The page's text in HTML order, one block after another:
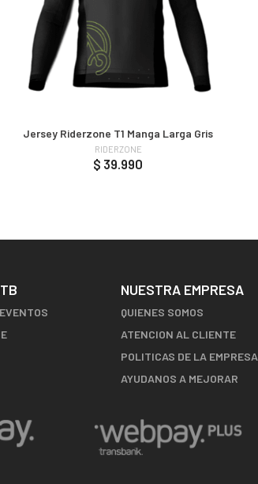
Jersey Riderzone T1 Manga Larga Gris
RIDERZONE
$ 39.990
NUESTRA EMPRESA
QUIENES SOMOS
ATENCION AL CLIENTE
POLITICAS DE LA EMPRESA
AYUDANOS A MEJORAR